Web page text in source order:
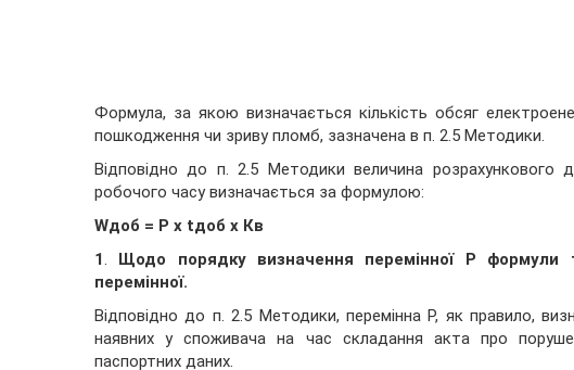
Формула, за якою визначається кількість обсяг
пошкодження чи зриву пломб, зазначена в п. 2.5 Методики.
Відповідно до п. 2.5 Методики величина розрахункового
робочого часу визначається за формулою:
Wдоб = P х tдоб х Кв
1. Щодо порядку визначення перемінної Р формули
перемінної.
Відповідно до п. 2.5 Методики, перемінна Р, як правило,
наявних у споживача на час складання акта про
паспортних даних.